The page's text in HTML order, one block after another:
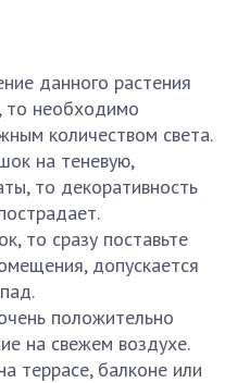
данного растения
то необходимо
количеством света.
на теневую,
то декоративность
то сразу поставьте
допускается
положительно
на свежем воздухе.
террасе, балконе или